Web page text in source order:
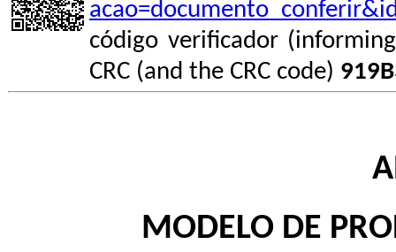
código verificador
CRC (and the CRC code)
MODELO DE